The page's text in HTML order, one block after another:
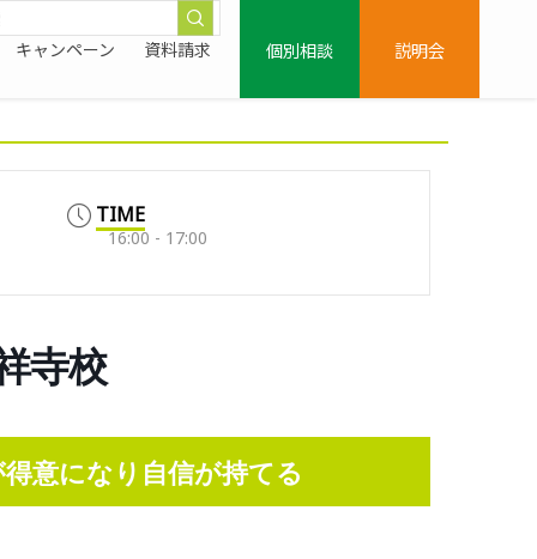
キャンペーン 資料請求
個別相談
説明会
TIME
16:00 - 17:00
寺校
意になり自信が持てる